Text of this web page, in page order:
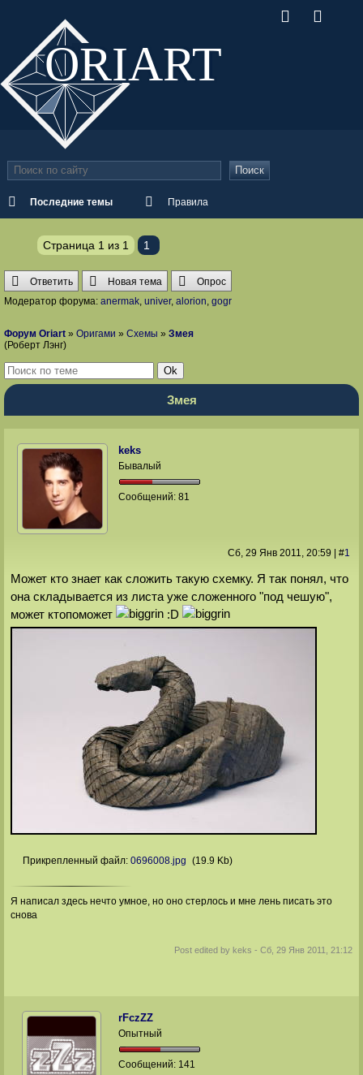
ORIART
Последние темы Правила
Поиск
Страница 1 из 1 1
Ответить Новая тема
Опрос
Модератор форума: anermak, univer, alorion, gogr
Форум Oriart » Оригами » Схемы » Змея
(Роберт Лэнг)
Змея
keks
Бывалый
Сообщений:81
Сб, 29 Янв 2011, 20:59 #1
Может кто знает как сложить такую схемку. Я так понял, что
она складывается из листа уже сложенного "под чешую",
может ктопоможет
:D
Прикрепленный файл: 0696008.jpg (19.9 Kb)
Я написал здесь нечто умное, но оно стерлось и мне лень писать это
снова
Post edited bykeks -Сб, 29 Янв 2011, 21:12
rFczZZ
Опытный
Сообщений: 141